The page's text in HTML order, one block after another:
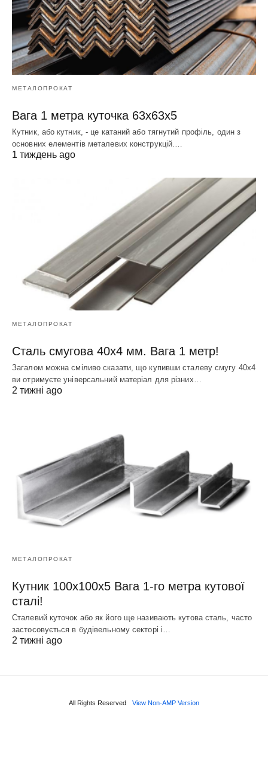
МЕТАЛОПРОКАТ
Вага 1 метра куточка 63х63х5
Кутник, або кутник, - це катаний або тягнутий профіль, один з
основних елементів металевих конструкцій.…
1 тиждень ago
МЕТАЛОПРОКАТ
Сталь смугова 40х4 мм. Вага 1 метр!
Загалом можна сміливо сказати, що купивши сталеву смугу 40х4
ви отримуєте універсальний матеріал для різних…
2 тижні ago
МЕТАЛОПРОКАТ
Кутник 100х100х5 Вага 1-го метра кутової
сталі!
Сталевий куточок або як його ще називають кутова сталь, часто
застосовується в будівельному секторі і…
2 тижні ago
All Rights Reserved View Non-AMP Version